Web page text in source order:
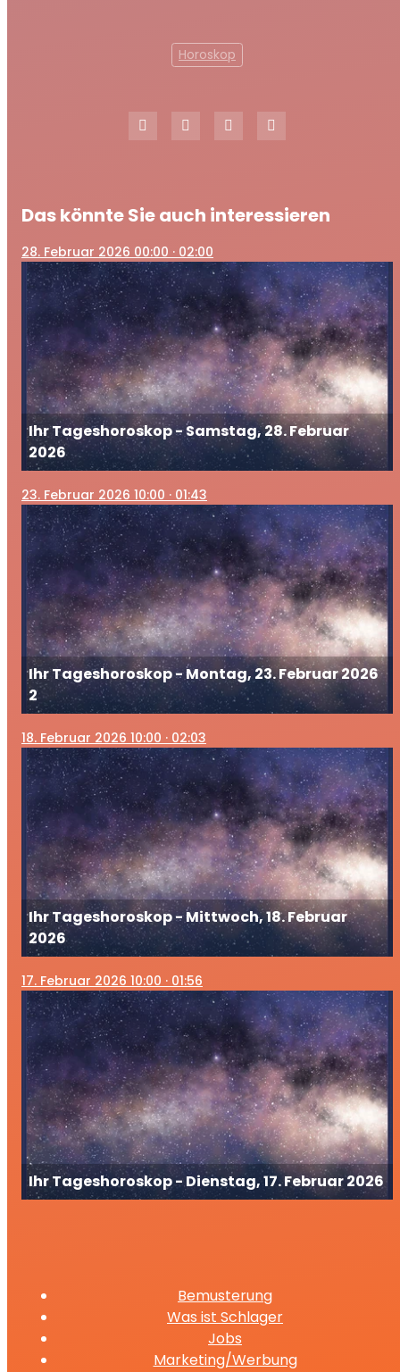
Horoskop
Das könnte Sie auch interessieren
28. Februar 2026 00:00 · 02:00
Ihr Tageshoroskop - Samstag, 28. Februar
2026
23. Februar 2026 10:00 · 01:43
Ihr Tageshoroskop - Montag, 23. Februar 2026
2
18. Februar 2026 10:00 · 02:03
Ihr Tageshoroskop - Mittwoch, 18. Februar
2026
17. Februar 2026 10:00 · 01:56
Ihr Tageshoroskop - Dienstag, 17. Februar 2026
Bemusterung
Was ist Schlager
Jobs
Marketing/Werbung